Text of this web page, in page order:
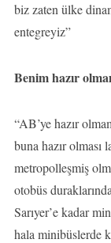
biz zaten ülke
entegreyiz”
Benim hazır
“AB’ye hazır
buna hazır
metropolleşmiş
otobüs
Sarıyer’e kadar
hala minibüslerde